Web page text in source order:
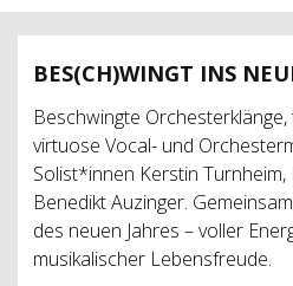
BES(CH)WINGT INS
Beschwingte
virtuose Vocal- und
Solist*innen Kerstin Turnheim,
Benedikt Auzinger.
des neuen Jahres – voller
musikalischer Lebensfreude.